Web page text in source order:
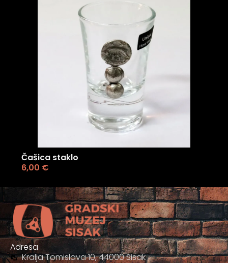
Čašica staklo
6,00 €
Adresa
Kralja Tomislava 10, 44000 Sisak